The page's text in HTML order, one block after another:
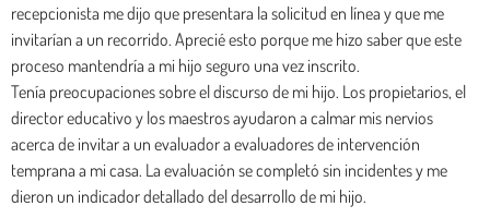
recepcionista me dijo que presentara la solicitud en línea y que me
invitarían a un recorrido. Aprecié esto porque me hizo saber que este
proceso mantendría a mi hijo seguro una vez inscrito.
Tenía preocupaciones sobre el discurso de mi hijo. Los propietarios, el
director educativo y los maestros ayudaron a calmar mis nervios
acerca de invitar a un evaluador a evaluadores de intervención
temprana a mi casa. La evaluación se completó sin incidentes y me
dieron un indicador detallado del desarrollo de mi hijo.